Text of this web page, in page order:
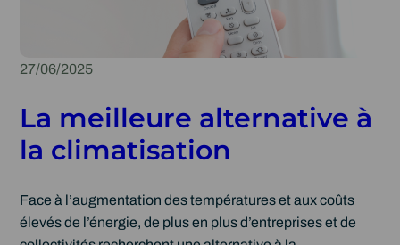
27/06/2025
La meilleure alternative à
la climatisation
Face à l’augmentation des températures et aux coûts
élevés de l’énergie, de plus en plus d’entreprises et de